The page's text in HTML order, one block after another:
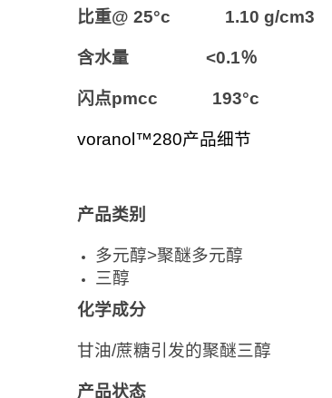
比重@ 25°c 1.10 g/cm3
含水量 <0.1％
闪点pmcc 193°c
voranol™280产品细节
产品类别
多元醇>聚醚多元醇
三醇
化学成分
甘油/蔗糖引发的聚醚三醇
产品状态